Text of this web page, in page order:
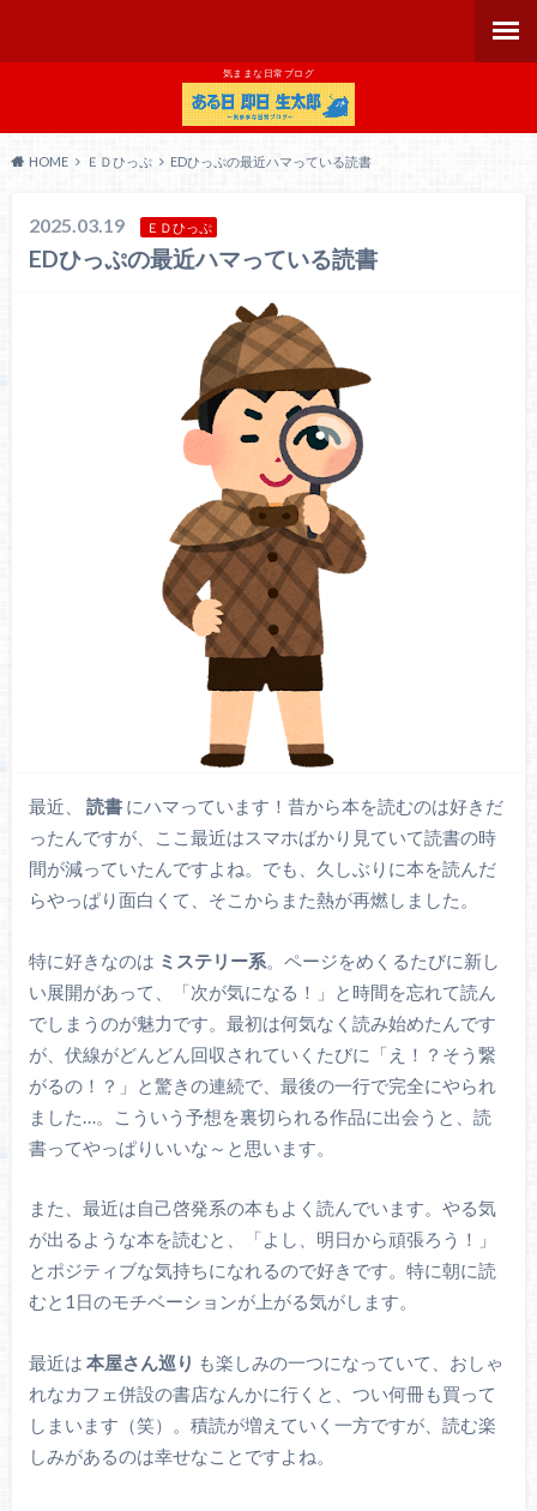
気ままな日常ブログ
HOME ＥＤひっぷ EDひっぷの最近ハマっている読書
2025.03.19 ＥＤひっぷ
EDひっぷの最近ハマっている読書
最近、 読書にハマっています！昔から本を読むのは好きだ
ったんですが、ここ最近はスマホばかり見ていて読書の時
間が減っていたんですよね。でも、久しぶりに本を読んだ
らやっぱり面白くて、そこからまた熱が再燃しました。
特に好きなのは ミステリー系。ページをめくるたびに新し
い展開があって、「次が気になる！」と時間を忘れて読ん
でしまうのが魅力です。最初は何気なく読み始めたんです
が、伏線がどんどん回収されていくたびに「え！？そう繋
がるの！？」と驚きの連続で、最後の一行で完全にやられ
ました…。こういう予想を裏切られる作品に出会うと、読
書ってやっぱりいいな～と思います。
また、最近は自己啓発系の本もよく読んでいます。やる気
が出るような本を読むと、「よし、明日から頑張ろう！」
とポジティブな気持ちになれるので好きです。特に朝に読
むと1日のモチベーションが上がる気がします。
最近は 本屋さん巡り も楽しみの一つになっていて、おしゃ
れなカフェ併設の書店なんかに行くと、つい何冊も買って
しまいます（笑）。積読が増えていく一方ですが、読む楽
しみがあるのは幸せなことですよね。